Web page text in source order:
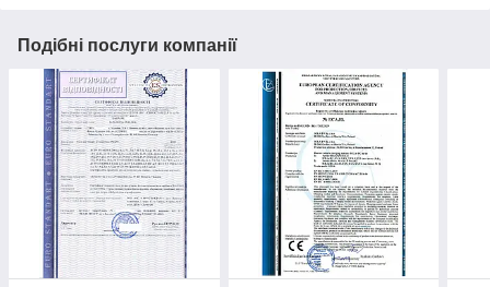
Подібні послуги компанії